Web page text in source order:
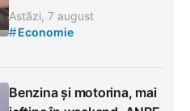
Astăzi, 7 august
#Economie
Benzina și motorina, mai